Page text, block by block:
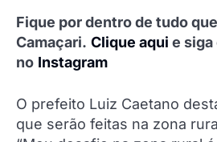
Fique por dentro de tudo
Camaçari. Clique aqui e siga
no Instagram
O prefeito Luiz Caetano
que serão feitas na zona